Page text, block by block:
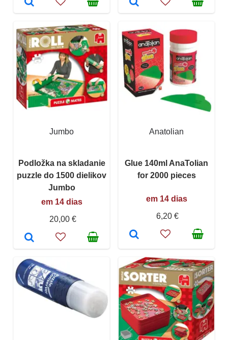
Jumbo
Podložka na skladanie
puzzle do 1500 dielikov
Jumbo
em 14 dias
20,00 €
Anatolian
Glue 140ml AnaTolian
for 2000 pieces
em 14 dias
6,20 €